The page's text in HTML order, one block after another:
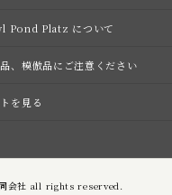
Pond Platz について
、模倣品にご注意ください
を見る
会社 all rights reserved.